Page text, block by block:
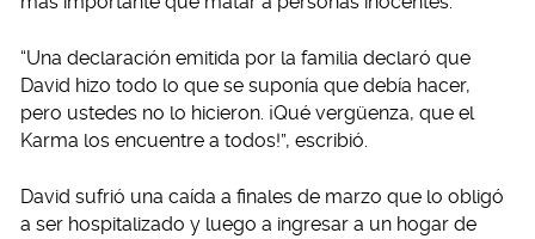
“Una declaración emitida por la familia declaró que
David hizo todo lo que se suponía que debía hacer,
pero ustedes no lo hicieron. ¡Qué vergüenza, que el
Karma los encuentre a todos!”, escribió.
David sufrió una caída a finales de marzo que lo obligó
a ser hospitalizado y luego a ingresar a un hogar de